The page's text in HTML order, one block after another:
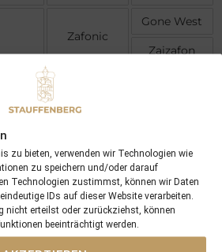
zu bieten, verwenden wir Technologien wie
zu speichern und/oder darauf
Technologien zustimmst, können wir Daten
IDs auf dieser Website verarbeiten.
nicht erteilst oder zurückziehst, können
beeinträchtigt werden.
Zafonic
Gone West
Zaizafon